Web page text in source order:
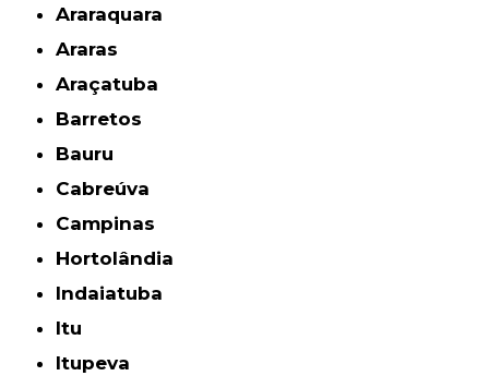
Araraquara
Araras
Araçatuba
Barretos
Bauru
Cabreúva
Campinas
Hortolândia
Indaiatuba
Itu
Itupeva